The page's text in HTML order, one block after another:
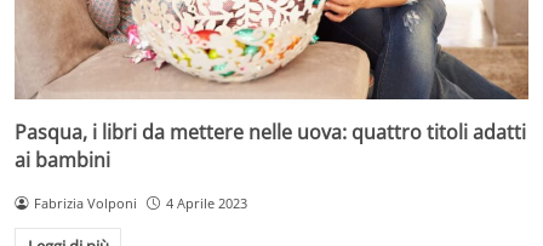
Pasqua, i libri da mettere nelle uova: quattro titoli adatti
ai bambini
Fabrizia Volponi 4 Aprile 2023